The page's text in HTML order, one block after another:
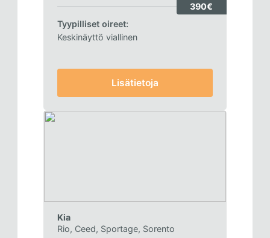
390€
Tyypilliset oireet:
Keskinäyttö viallinen
Lisätietoja
Kia
Rio, Ceed, Sportage, Sorento